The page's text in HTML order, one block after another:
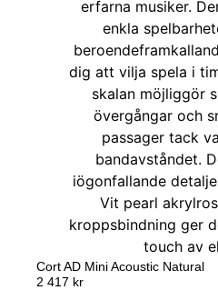
Cort AD Mini Acoustic Natural
2 417 kr